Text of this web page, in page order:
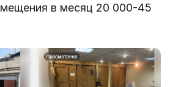
в месяц 20 000-45